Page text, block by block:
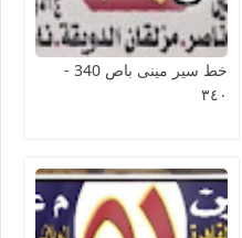
خط سير مينى باص 340 -
٣٤٠